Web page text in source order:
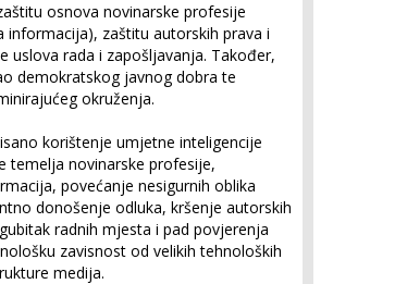
osnova novinarske profesije
zaštitu autorskih prava i
uslova rada i zapošljavanja. Također,
demokratskog javnog dobra te
okruženja.
korištenje umjetne inteligencije
temelja novinarske profesije,
povećanje nesigurnih oblika
donošenje odluka, kršenje autorskih
radnih mjesta i pad povjerenja
zavisnost od velikih tehnoloških
medija.